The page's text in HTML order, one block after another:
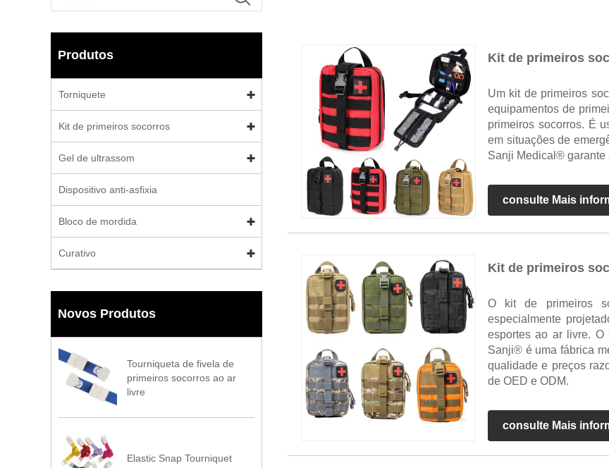
Produtos
Torniquete
Kit de primeiros socorros
Gel de ultrassom
Dispositivo anti-asfixia
Bloco de mordida
Curativo
Novos Produtos
Tourniqueta de fivela de
primeiros socorros ao ar
livre
Elastic Snap Tourniquet
Kit de primeiros
Um kit de primeiros
equipamentos de
primeiros socorros. É
em situações de
Sanji Medical® garante
consulte Mais
Kit de primeiros
O kit de primeiros
especialmente
esportes ao ar livre.
Sanji® é uma fábrica
qualidade e preços
de OED e ODM.
consulte Mais